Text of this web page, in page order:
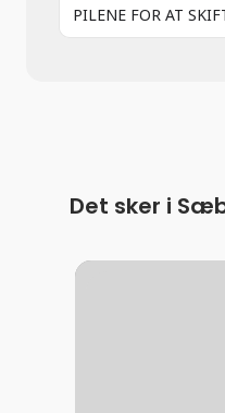
PILENE FOR AT
Det sker i